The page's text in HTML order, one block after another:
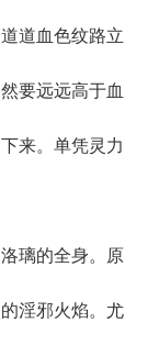
道血色纹路立
要远远高于血
来。单凭灵力
璃的全身。原
淫邪火焰。尤